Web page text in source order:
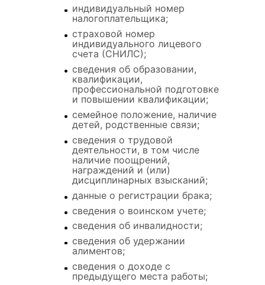
индивидуальный номер
налогоплательщика;
страховой номер
индивидуального лицевого
счета (СНИЛС);
сведения об образовании,
квалификации,
профессиональной подготовке
и повышении квалификации;
семейное положение, наличие
детей, родственные связи;
сведения о трудовой
деятельности, в том числе
наличие поощрений,
награждений и (или)
дисциплинарных взысканий;
данные о регистрации брака;
сведения о воинском учете;
сведения об инвалидности;
сведения об удержании
алиментов;
сведения о доходе с
предыдущего места работы;